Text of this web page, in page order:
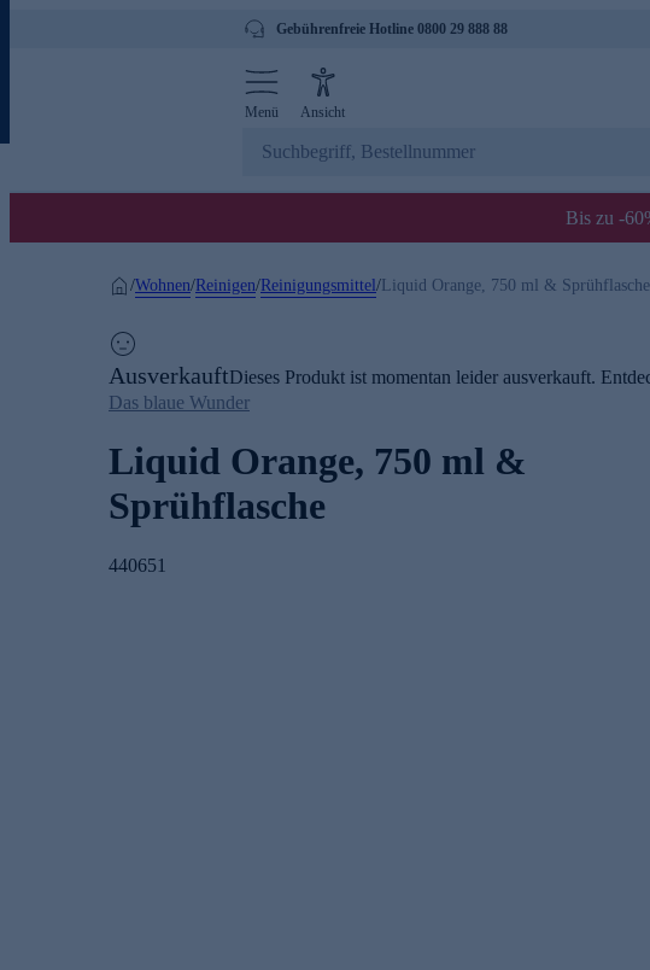
Gebührenfreie Hotline 0800 29 888 88
Menü Ansicht
Bis zu -
/Wohnen/Reinigen/Reinigungsmittel/ Liquid Orange, 750 ml & Sprühflasche
AusverkauftDieses Produkt ist momentan leider ausverkauft.
Das blaue Wunder
Liquid Orange, 750 ml &
Sprühflasche
440651